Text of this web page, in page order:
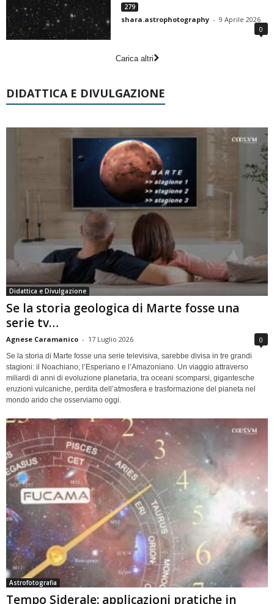
279
shara.astrophotography - 9 Aprile 2026
0
Carica altri
DIDATTICA E DIVULGAZIONE
Didattica e Divulgazione
Se la storia geologica di Marte fosse una
serie tv…
Agnese Caramanico - 17 Luglio 2026 0
Se la storia di Marte fosse una serie televisiva, sarebbe divisa in tre grandi
stagioni: il Noachiano, l’Esperiano e l’Amazoniano. Un viaggio attraverso
miliardi di anni di evoluzione planetaria, tra oceani scomparsi, gigantesche
eruzioni vulcaniche, perdita dell’atmosfera e trasformazione del pianeta nel
mondo arido che osserviamo oggi.
Astrofotografia
Tempo Siderale: applicazioni pratiche in